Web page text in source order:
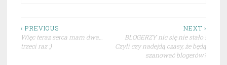
Nawigacja
wpisu
‹ PREVIOUS
Więc teraz serca mam dwa…
trzeci raz :)
NEXT ›
BLOGERZY nic się nie stało !
Czyli czy nadejdą czasy, że będą
szanować blogerów?